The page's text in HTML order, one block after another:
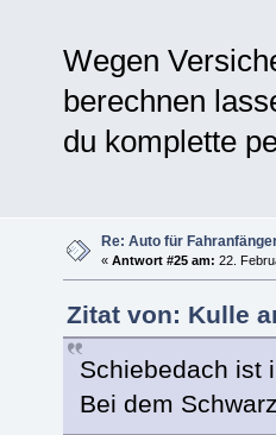
Wegen
berechnen
du komplette
Re: Auto für
« Antwort #25 am: 22.
Zitat von: Kulle
Schiebedach ist
Bei dem